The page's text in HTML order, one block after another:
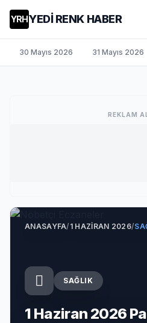
YRHYEDİ RENK HABER
30 Mayıs 2026 31 Mayıs 2026
REKLAM
ANASAYFA/1 HAZIRAN 2026/
SAĞLIK
1 Haziran 2026